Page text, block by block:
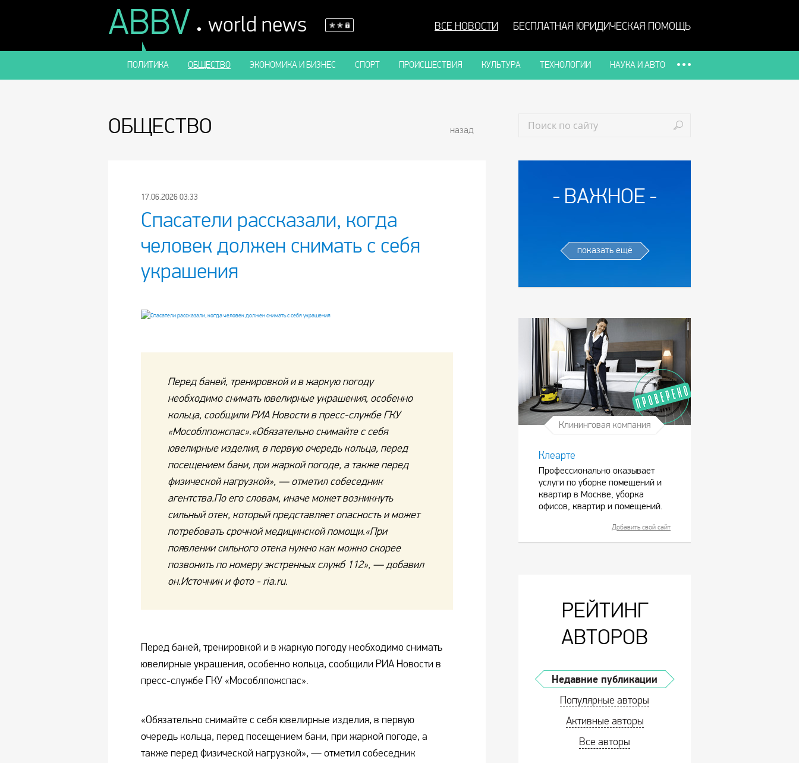
ABBV . world news ВСЕ НОВОСТИ БЕСПЛАТНАЯ ЮРИДИЧЕСКАЯ ПОМОЩЬ
ПОЛИТИКА ОБЩЕСТВО ЭКОНОМИКА И БИЗНЕС СПОРТ ПРОИСШЕСТВИЯ КУЛЬТУРА ТЕХНОЛОГИИ НАУКА И АВТО
ВАЖНОЕ
показать ещё
Клининговая компания
Клеарте
Профессионально оказывает
услуги по уборке помещений и
квартир в Москве, уборка
офисов, квартир и помещений.
Добавить свой сайт
РЕЙТИНГ
АВТОРОВ
Недавние публикации
Популярные авторы
Активные авторы
Все авторы
ОБЩЕСТВО назад
17.06.2026 03:33
Спасатели рассказали, когда
человек должен снимать с себя
украшения
Перед баней, тренировкой и в жаркую погоду
необходимо снимать ювелирные украшения, особенно
кольца, сообщили РИА Новости в пресс-службе ГКУ
«Мособлпожспас».«Обязательно снимайте с себя
ювелирные изделия, в первую очередь кольца, перед
посещением бани, при жаркой погоде, а также перед
физической нагрузкой», — отметил собеседник
агентства.По его словам, иначе может возникнуть
сильный отек, который представляет опасность и может
потребовать срочной медицинской помощи.«При
появлении сильного отека нужно как можно скорее
позвонить по номеру экстренных служб 112», — добавил
он.Источник и фото - ria.ru.
Перед баней, тренировкой и в жаркую погоду необходимо снимать
ювелирные украшения, особенно кольца, сообщили РИА Новости в
пресс-службе ГКУ «Мособлпожспас».
«Обязательно снимайте с себя ювелирные изделия, в первую
очередь кольца, перед посещением бани, при жаркой погоде, а
также перед физической нагрузкой», — отметил собеседник